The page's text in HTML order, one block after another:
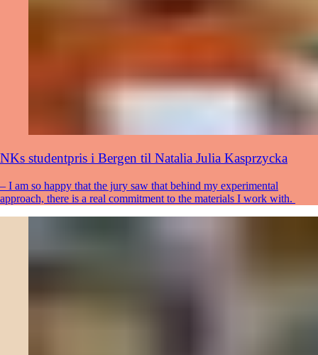
NKs studentpris i Bergen til Natalia Julia Kasprzycka
– I am so happy that the jury saw that behind my experimental
approach, there is a real commitment to the materials I work with.